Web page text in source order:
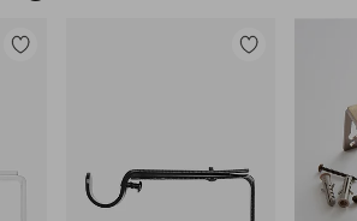
Zu
Zu